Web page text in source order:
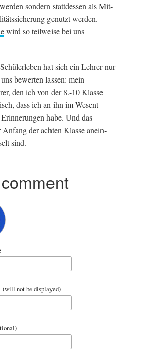
son­dern stattdessen als Mit­
gen­utzt wer­den.
wird so teil­weise bei uns
hat sich ein Lehr­er nur
bew­er­ten lassen: mein
den ich von der 8.-10 Klasse
dass ich an ihn im Wesent­
habe. Und das
der acht­en Klasse anein­
sind.
(will not be displayed)